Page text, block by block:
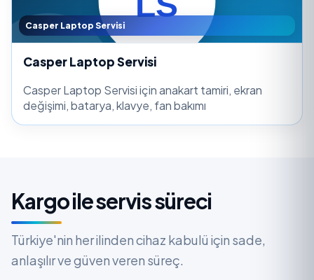
Casper Laptop Servisi
Casper Laptop Servisi
Casper Laptop Servisi için anakart tamiri, ekran
değişimi, batarya, klavye, fan bakımı
Kargo ile servis süreci
Türkiye'nin her ilinden cihaz kabulü için sade,
anlaşılır ve güven veren süreç.